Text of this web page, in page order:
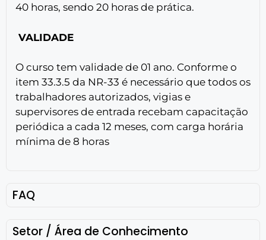
40 horas, sendo 20 horas de prática.
VALIDADE
O curso tem validade de 01 ano. Conforme o
item 33.3.5 da NR-33 é necessário que todos os
trabalhadores autorizados, vigias e
supervisores de entrada recebam capacitação
periódica a cada 12 meses, com carga horária
mínima de 8 horas
FAQ
Setor / Área de Conhecimento